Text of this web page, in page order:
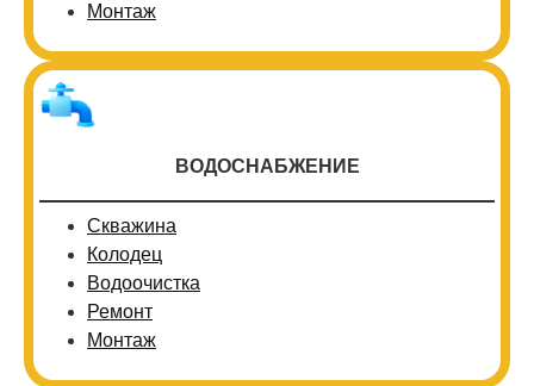
Монтаж
ВОДОСНАБЖЕНИЕ
Скважина
Колодец
Водоочистка
Ремонт
Монтаж